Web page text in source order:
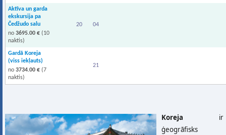
Aktīva un garda
ekskursija pa
Čedžudo salu
no 3695.00 € (10
naktis)
20 04
Gardā Koreja
(viss iekļauts)
no 3734.00 € (7
naktis)
21
Koreja ir
ģeogrāfisks